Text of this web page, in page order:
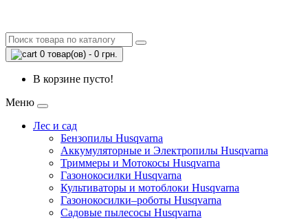
0 товар(ов) - 0 грн.
В корзине пусто!
Меню
Лес и сад
Бензопилы Husqvarna
Аккумуляторные и Электропилы Нusqvarna
Триммеры и Мотокосы Нusqvarna
Газонокосилки Husqvarna
Культиваторы и мотоблоки Husqvarna
Газонокосилки–роботы Husqvarna
Садовые пылесосы Husqvarna